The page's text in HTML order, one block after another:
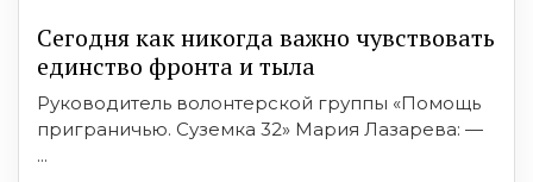
Сегодня как никогда важно чувствовать
единство фронта и тыла
Руководитель волонтерской группы «Помощь
приграничью. Суземка 32» Мария Лазарева: —
...